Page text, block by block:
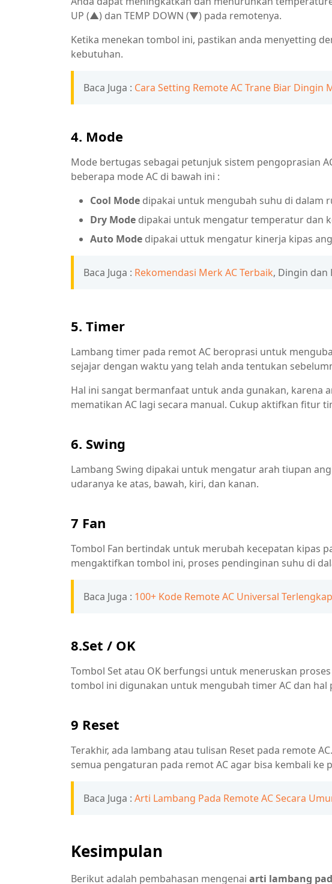
UP (▲) dan TEMP DOWN (▼) pada remotenya.
Ketika menekan tombol ini, pastikan anda menyetting
kebutuhan.
Baca Juga : Cara Setting Remote AC Trane Biar Dingin
4. Mode
Mode bertugas sebagai petunjuk sistem pengoprasian
beberapa mode AC di bawah ini :
Cool Mode dipakai untuk mengubah suhu di dalam
Dry Mode dipakai untuk mengatur temperatur dan
Auto Mode dipakai uttuk mengatur kinerja kipas
Baca Juga : Rekomendasi Merk AC Terbaik, Dingin dan
5. Timer
Lambang timer pada remot AC beroprasi untuk
sejajar dengan waktu yang telah anda tentukan
Hal ini sangat bermanfaat untuk anda gunakan, karena
mematikan AC lagi secara manual. Cukup aktifkan fitur
6. Swing
Lambang Swing dipakai untuk mengatur arah tiupan
udaranya ke atas, bawah, kiri, dan kanan.
7 Fan
Tombol Fan bertindak untuk merubah kecepatan kipas
mengaktifkan tombol ini, proses pendinginan suhu di
Baca Juga : 100+ Kode Remote AC Universal
8.Set / OK
Tombol Set atau OK berfungsi untuk meneruskan
tombol ini digunakan untuk mengubah timer AC dan hal
9 Reset
Terakhir, ada lambang atau tulisan Reset pada remote
semua pengaturan pada remot AC agar bisa kembali ke
Baca Juga : Arti Lambang Pada Remote AC Secara
Kesimpulan
Berikut adalah pembahasan mengenai arti lambang